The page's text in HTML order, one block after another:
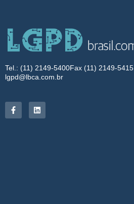
Tel.: (11) 2149-5400Fax (11) 2149-5415
lgpd@lbca.com.br